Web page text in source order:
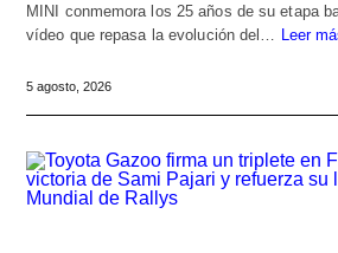
MINI conmemora los 25 años de su etapa
vídeo que repasa la evolución del…
Leer
5 agosto, 2026